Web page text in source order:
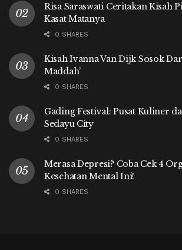
Risa Saraswati Ceritakan Kisah
Kasat Matanya
0 SHARES
Kisah Ivanna Van Dijk Sosok
Maddah’
0 SHARES
Gading Festival: Pusat Kuliner
Sedayu City
0 SHARES
Merasa Depresi? Coba Cek 4
Kesehatan Mental Ini!
0 SHARES